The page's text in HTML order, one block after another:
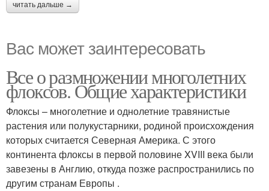
читать дальше →
Вас может заинтересовать
Все о размножении многолетних
флоксов. Общие характеристики
Флоксы – многолетние и однолетние травянистые
растения или полукустарники, родиной происхождения
которых считается Северная Америка. С этого
континента флоксы в первой половине XVIII века были
завезены в Англию, откуда позже распространились по
другим странам Европы .